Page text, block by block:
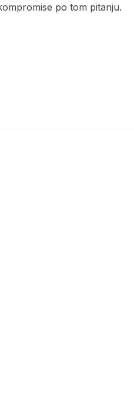
po tom pitanju.